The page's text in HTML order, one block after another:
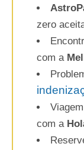
zero
com a
com a